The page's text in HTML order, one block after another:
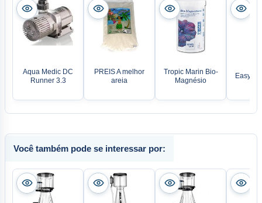
Aqua Medic DC
Runner 3.3
PREIS A melhor
areia
Tropic Marin Bio-
Magnésio
Easy-
Você também pode se interessar por: